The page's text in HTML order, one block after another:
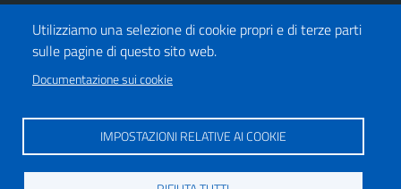
Utilizziamo una selezione di cookie propri e di terze parti
sulle pagine di questo sito web.
Documentazione sui cookie
IMPOSTAZIONI RELATIVE AI COOKIE
Note legali
Informativa privacy